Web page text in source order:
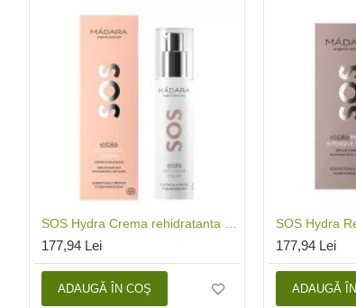
177,94 Lei
ADAUGĂ ÎN COŞ
177,94 Lei
ADAUGĂ